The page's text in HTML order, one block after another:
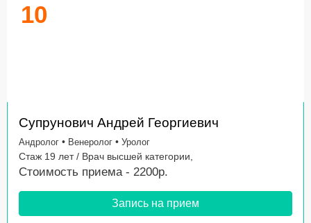
10
Супрунович Андрей Георгиевич
Андролог • Венеролог • Уролог
Стаж 19 лет / Врач высшей категории,
Стоимость приема - 2200р.
Запись на прием